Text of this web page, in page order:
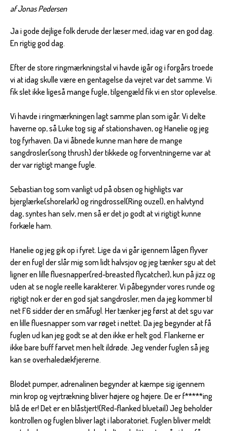
af Jonas Pedersen
Ja i gode dejlige folk derude der læser med, idag var en god dag.
En rigtig god dag.
Efter de store ringmærkningstal vi havde igår og i forgårs troede
vi at idag skulle være en gentagelse da vejret var det samme. Vi
fik slet ikke ligeså mange fugle, tilgengæld fik vi en stor oplevelse.
Vi havde i ringmærkningen lagt samme plan som igår. Vi delte
haverne op, så Luke tog sig af stationshaven, og Hanelie og jeg
tog fyrhaven. Da vi åbnede kunne man høre de mange
sangdrosler(song thrush) der tikkede og forventningerne var at
der var rigtigt mange fugle.
Sebastian tog som vanligt ud på obsen og highligts var
bjerglærke(shorelark) og ringdrossel(Ring ouzel), en halvtynd
dag, syntes han selv, men så er det jo godt at vi rigtigt kunne
forkæle ham.
Hanelie og jeg gik op i fyret. Lige da vi går igennem lågen flyver
der en fugl der slår mig som lidt halvsjov og jeg tænker sgu at det
ligner en lille fluesnapper(red-breasted flycatcher), kun på jizz og
uden at se nogle reelle karakterer. Vi påbegynder vores runde og
rigtigt nok er der en god sjat sangdrosler, men da jeg kommer til
net F6 sidder der en småfugl. Her tænker jeg først at det sgu var
en lille fluesnapper som var røget i nettet. Da jeg begynder at få
fuglen ud kan jeg godt se at den ikke er helt god. Flankerne er
ikke bare buff farvet men helt ildrøde. Jeg vender fuglen så jeg
kan se overhaledækfjererne.
Blodet pumper, adrenalinen begynder at kæmpe sig igennem
min krop og vejrtrækning bliver højere og højere. De er f*****ing
blå de er! Det er en blåstjert!(Red-flanked bluetail) Jeg beholder
kontrollen og fuglen bliver lagt i laboratoriet. Fuglen bliver meldt